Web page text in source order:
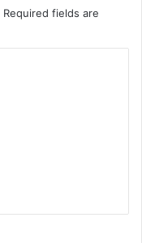
Required fields are